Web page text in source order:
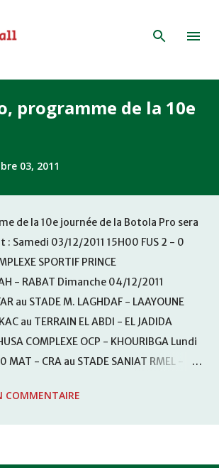
programme de la 10e
03, 2011
de la 10e journée de la Botola Pro sera
: Samedi 03/12/2011 15H00 FUS 2 - 0
SPORTIF PRINCE
- RABAT Dimanche 04/12/2011
au STADE M. LAGHDAF - LAAYOUNE
au TERRAIN EL ABDI - EL JADIDA
COMPLEXE OCP - KHOURIBGA Lundi
MAT - CRA au STADE SANIAT RMEL -
12/2011 15H00 WAF - OCS au
COMMENTAIRE